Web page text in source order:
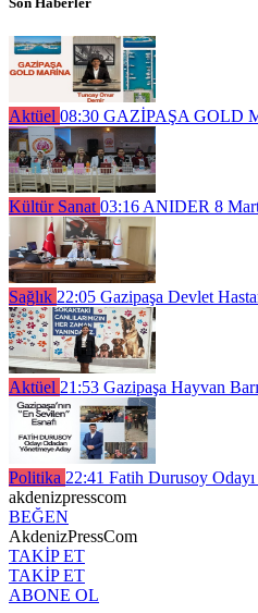
Aktüel 08:30 GAZİPAŞA GOLD
Kültür Sanat 03:16 ANIDER 8
Sağlık 22:05 Gazipaşa Devlet
Aktüel 21:53 Gazipaşa Hayvan
Politika 22:41 Fatih Durusoy
akdenizpresscom
BEĞEN
AkdenizPressCom
TAKİP ET
TAKİP ET
ABONE OL